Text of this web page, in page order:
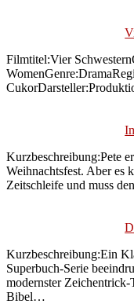
Filmtitel:Vier
Kurzbeschreibung:Pete
Weihnachtsfest. Aber es
Zeitschleife und muss
Kurzbeschreibung:Ein
Superbuch-Serie
modernster Zeichentrick-
Bibel…